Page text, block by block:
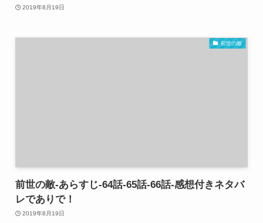
2019年8月19日
前世の敵
前世の敵-あらすじ-64話-65話-66話-感想付きネタバ
レでありで！
2019年8月19日